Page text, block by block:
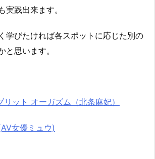
実践出来ます。
学びたければ各スポットに応じた別の
と思います。
ット オーガズム（北条麻妃）
女優ミュウ)